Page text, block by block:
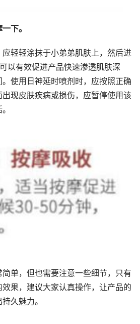
下。
轻轻涂抹于小弟弟肌肤上，然后进
以有效促进产品快速渗透肌肤深
使用日神延时喷剂时，应按照正确
现皮肤疾病或损伤，应暂停使用该
单，但也需要注意一些细节，只有
果，建议大家认真操作，让产品的
久魅力。